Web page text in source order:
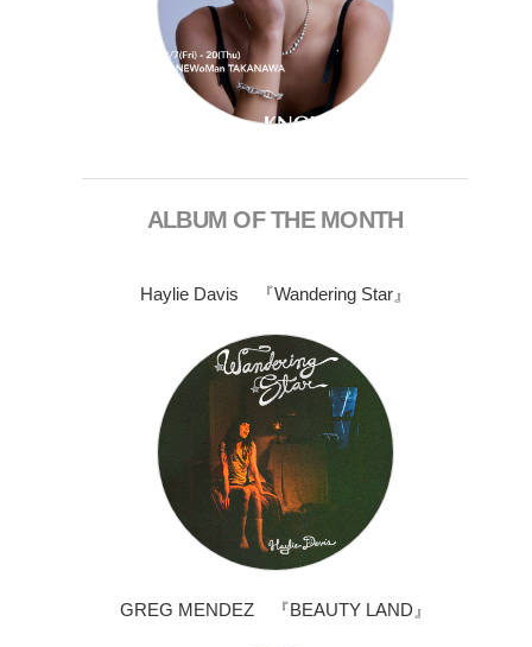
ALBUM OF THE MONTH
Haylie Davis 『Wandering Star』
GREG MENDEZ 『BEAUTY LAND』